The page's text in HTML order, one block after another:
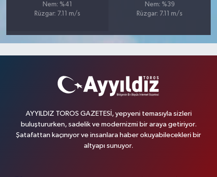
Nem: %41
Rüzgar: 7.11 m/s
Nem: %39
Rüzgar: 7.11 m/s
AYYILDIZ TOROS GAZETESİ, yepyeni temasıyla sizleri
buluştururken, sadelik ve modernizmi bir araya getiriyor.
Şatafattan kaçınıyor ve insanlara haber okuyabilecekleri bir
altyapı sunuyor.